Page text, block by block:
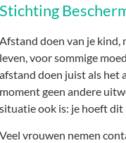
Stichting
Afstand doen van je
leven, voor sommige
afstand doen juist als het
moment geen andere
situatie ook is: je hoeft
Veel vrouwen nemen